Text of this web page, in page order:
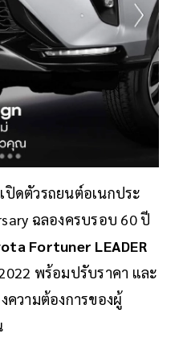
ปิดตัวรถยนต์อเนกประ
ฉลองครบรอบ 60 ปี
Fortuner LEADER
พร้อมปรับราคา และ
ความต้องการของผู้